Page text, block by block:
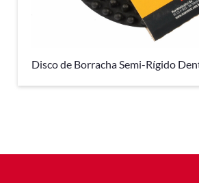
Disco de Borracha Semi-Rígido